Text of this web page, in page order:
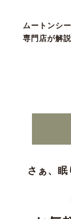
ムートンシ
専門店が解説
さぁ、